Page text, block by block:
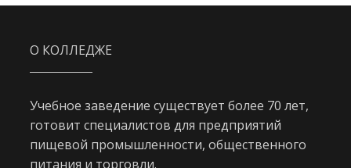
О КОЛЛЕДЖЕ
Учебное заведение существует более 70 лет,
готовит специалистов для предприятий
пищевой промышленности, общественного
питания и торговли.